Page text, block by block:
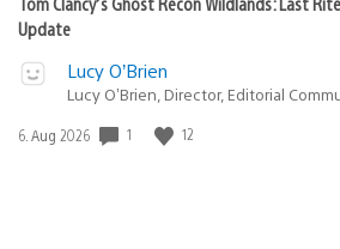
Update
Lucy O’Brien
Lucy O’Brien, Director, Editorial
Veröffentlichungsdatum:
6. Aug 2026 1 12